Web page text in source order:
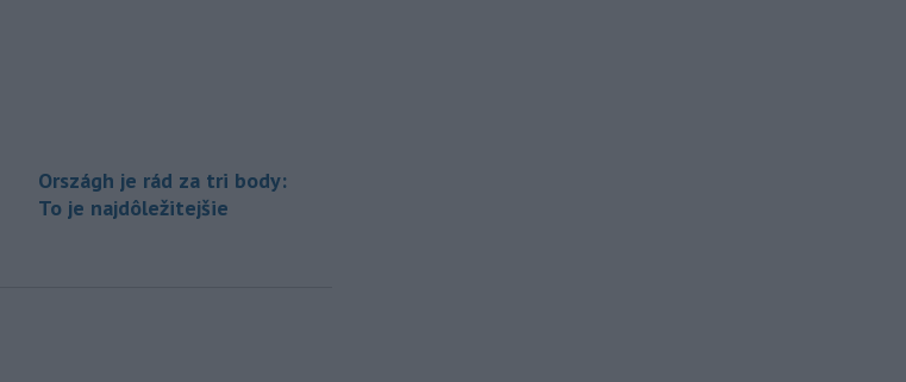
Országh je rád za tri body:
To je najdôležitejšie